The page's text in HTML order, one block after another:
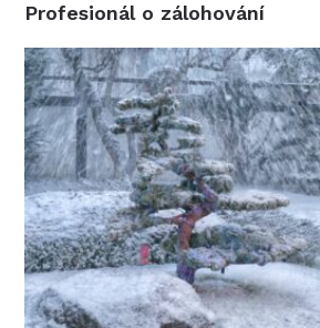
Profesionál o zálohování